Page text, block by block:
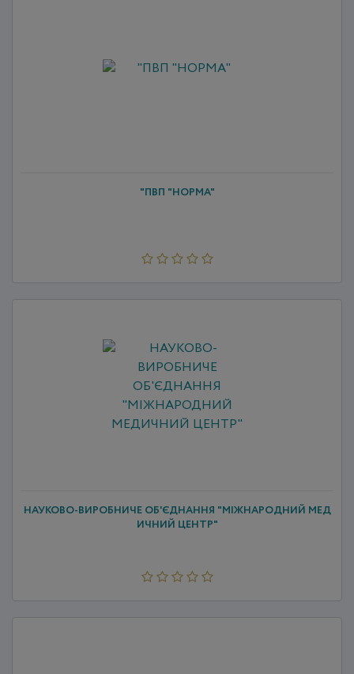
"ПВП "НОРМА"
НАУКОВО-ВИРОБНИЧЕ ОБ'ЄДНАННЯ "МІЖНАРОДНИЙ МЕД
ИЧНИЙ ЦЕНТР"